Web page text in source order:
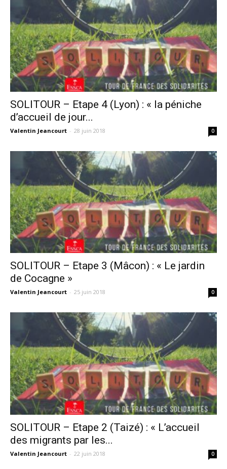
SOLITOUR – Etape 4 (Lyon) : « la péniche
d’accueil de jour...
Valentin Jeancourt - 28 juin 2018 0
SOLITOUR – Etape 3 (Mâcon) : « Le jardin
de Cocagne »
Valentin Jeancourt - 25 juin 2018 0
SOLITOUR – Etape 2 (Taizé) : « L’accueil
des migrants par les...
Valentin Jeancourt - 22 juin 2018 0